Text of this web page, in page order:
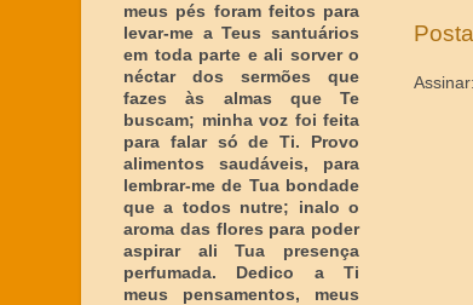
Assinar:
meus pés foram feitos para
levar-me a Teus santuários
em toda parte e ali sorver o
néctar dos sermões que
fazes às almas que Te
buscam; minha voz foi feita
para falar só de Ti. Provo
alimentos saudáveis, para
lembrar-me de Tua bondade
que a todos nutre; inalo o
aroma das flores para poder
aspirar ali Tua presença
perfumada. Dedico a Ti
meus pensamentos, meus